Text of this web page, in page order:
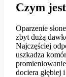
Czym
Oparzenie
zbyt dużą
Najczęściej
uszkadza
dociera głębiej